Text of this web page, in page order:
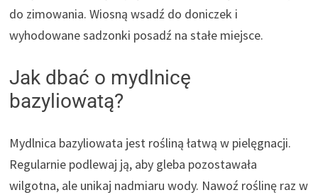
do zimowania. Wiosną wsadź do doniczek i
wyhodowane sadzonki posadź na stałe miejsce.
Jak dbać o mydlnicę
bazyliowatą?
Mydlnica bazyliowata jest rośliną łatwą w pielęgnacji.
Regularnie podlewaj ją, aby gleba pozostawała
wilgotna, ale unikaj nadmiaru wody. Nawoź roślinę raz w